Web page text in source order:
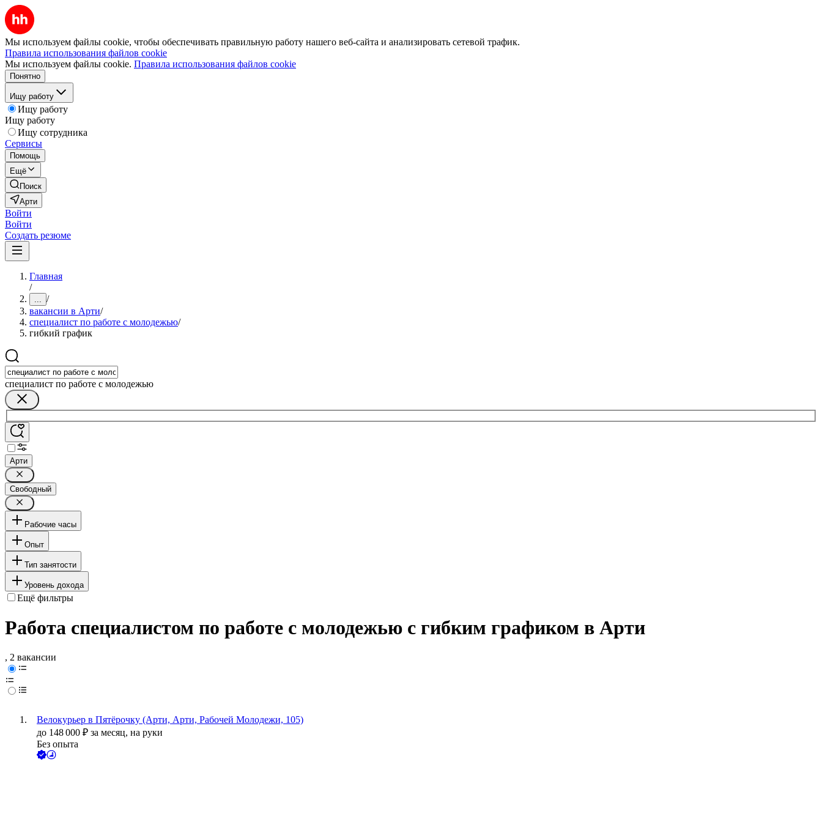
Мы используем файлы cookie, чтобы обеспечивать правильную работу нашего веб-сайта и анализировать сетевой трафик.
Правила использования файлов cookie
Мы используем файлы cookie. Правила использования файлов cookie
Понятно
Ищу работу
Ищу работу
Ищу работу
Ищу сотрудника
Сервисы
Помощь
Ещё
Поиск
Арти
Войти
Войти
Создать резюме
Главная
/
... /
вакансии в Арти/
специалист по работе с молодежью/
гибкий график
специалист по работе с молодежью
Арти
Свободный
Рабочие часы
Опыт
Тип занятости
Уровень дохода
Ещё фильтры
Работа специалистом по работе с молодежью с гибким графиком в Арти
, 2 вакансии
Велокурьер в Пятёрочку (Арти, Арти, Рабочей Молодежи, 105)
до 148 000 ₽ за месяц, на руки
Без опыта